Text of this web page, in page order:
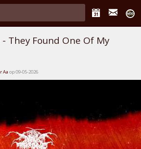
They Found One Of My
Aa op 09-05-2026